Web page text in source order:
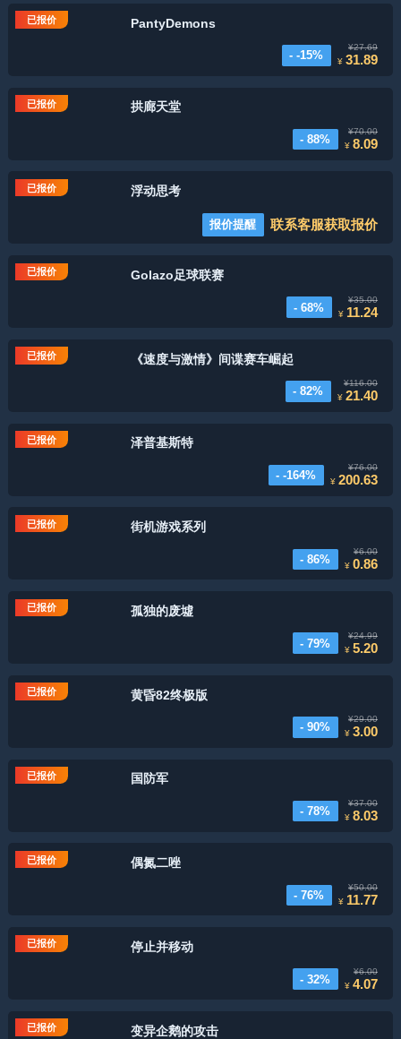
已报价 PantyDemons
- -15%
¥27.69
¥31.89
已报价 拱廊天堂
- 88%
¥70.00
¥8.09
已报价 浮动思考
报价提醒 联系客服获取报价
已报价 Golazo足球联赛
- 68%
¥35.00
¥ 11.24
已报价 《速度与激情》间谍赛车崛起
- 82%
¥116.00
¥21.40
已报价 泽普基斯特
- -164%
¥76.00
¥200.63
已报价 街机游戏系列
- 86%
¥6.00
¥0.86
已报价 孤独的废墟
- 79%
¥24.99
¥5.20
已报价 黄昏82终极版
- 90%
¥29.00
¥3.00
已报价 国防军
- 78%
¥37.00
¥8.03
已报价 偶氮二唑
- 76%
¥50.00
¥ 11.77
已报价 停止并移动
- 32%
¥6.00
¥4.07
已报价 变异企鹅的攻击